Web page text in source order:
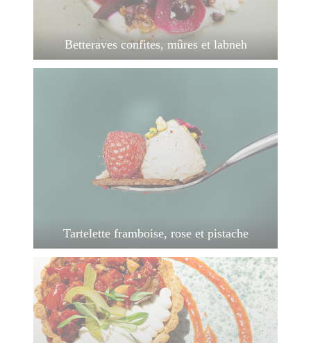
Betteraves confites, mûres et labneh
Tartelette framboise, rose et pistache